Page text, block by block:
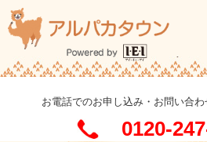
お電話でのお申し込み・お問い合わ
0120-